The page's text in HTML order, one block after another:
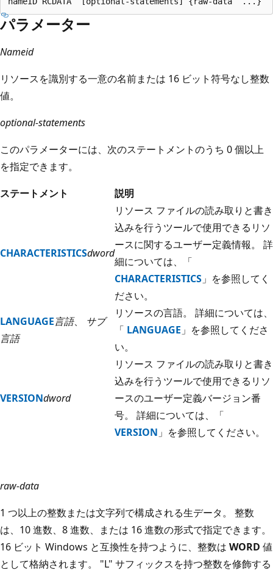
パラメーター
Nameid
リソースを識別する一意の名前または 16 ビット符号なし整数
値。
optional-statements
このパラメーターには、次のステートメントのうち 0 個以上
を指定できます。
ステートメント
説明
CHARACTERISTICSdword
リソース ファイルの読み取りと書き
込みを行うツールで使用できるリソ
ースに関するユーザー定義情報。 詳
細については、「
CHARACTERISTICS 」を参照してく
ださい。
LANGUAGE言語、 サブ
言語
リソースの言語。 詳細については、
「 LANGUAGE 」を参照してくださ
い。
VERSIONdword
リソース ファイルの読み取りと書き
込みを行うツールで使用できるリソ
ースのユーザー定義バージョン番
号。 詳細については、「
VERSION 」を参照してください。
raw-data
1 つ以上の整数または文字列で構成される生データ。 整数
は、10 進数、8 進数、または 16 進数の形式で指定できます。
16 ビット Windows と互換性を持つように、整数は WORD 値
として格納されます。 "L" サフィックスを持つ整数を修飾する